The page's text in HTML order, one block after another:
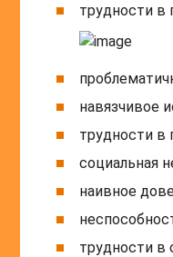
трудности в
навязчивое
трудности в
социальная
наивное
трудности в